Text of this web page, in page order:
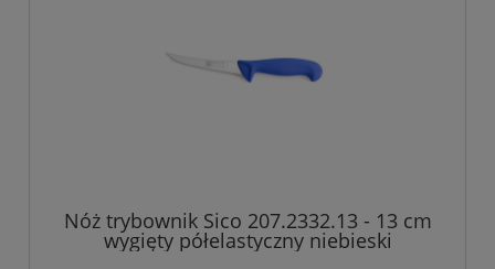
Nóż trybownik Sico 207.2332.13 - 13 cm
wygięty półelastyczny niebieski